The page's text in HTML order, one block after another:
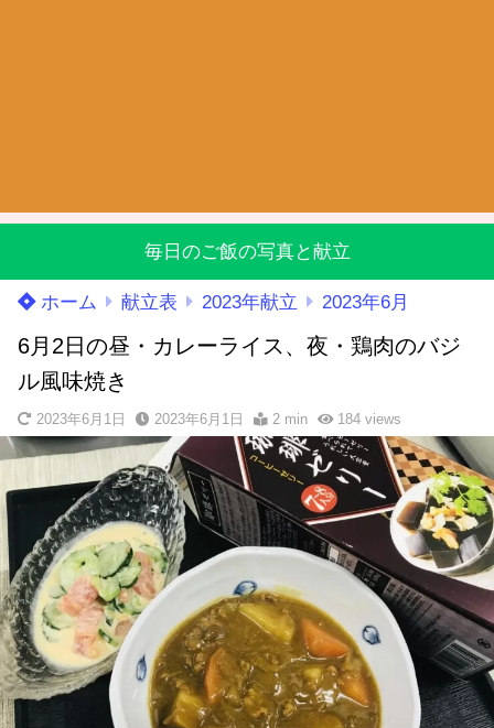
毎日のご飯の写真と献立
ホーム 献立表 2023年献立 2023年6月
6月2日の昼・カレーライス、夜・鶏肉のバジ
ル風味焼き
2023年6月1日 2023年6月1日 2 min 184views